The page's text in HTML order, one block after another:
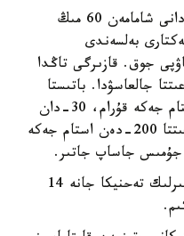
«بۇگىنگى تاڭدا ءورتتىڭ جالپى اۋدانى شامامەن 60 مىڭ
ونىڭ 43 مىڭ گەكتارى بەلسەندى
جوق. قازىرگى تاڭدا
جالعاسۋدا. باتىستا
ءورت توقتاتۋ ءۇشىن 300-دەن استام جەكە قۇرام، 30-دان
استام بىرلىك تەحنيكا، ەكىنشى باعىتتا 200-دەن استام جەكە
جالپى ءورتتى جويۋعا 1532, 321 بىرلىك تەحنيكا جانە 14